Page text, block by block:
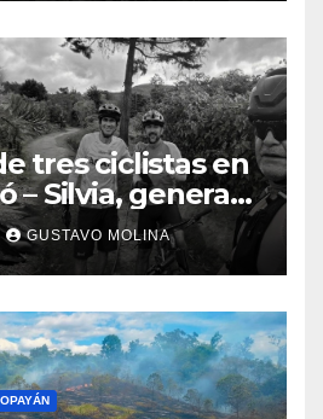
tres ciclistas en
– Silvia, genera
en el Cauca
GUSTAVO MOLINA